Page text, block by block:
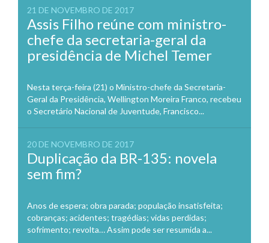
21 DE NOVEMBRO DE 2017
Assis Filho reúne com ministro-
chefe da secretaria-geral da
presidência de Michel Temer
Nesta terça-feira (21) o Ministro-chefe da Secretaria-
Geral da Presidência, Wellington Moreira Franco, recebeu
o Secretário Nacional de Juventude, Francisco...
20 DE NOVEMBRO DE 2017
Duplicação da BR-135: novela
sem fim?
Anos de espera; obra parada; população insatisfeita;
cobranças; acidentes; tragédias; vidas perdidas;
sofrimento; revolta… Assim pode ser resumida a...